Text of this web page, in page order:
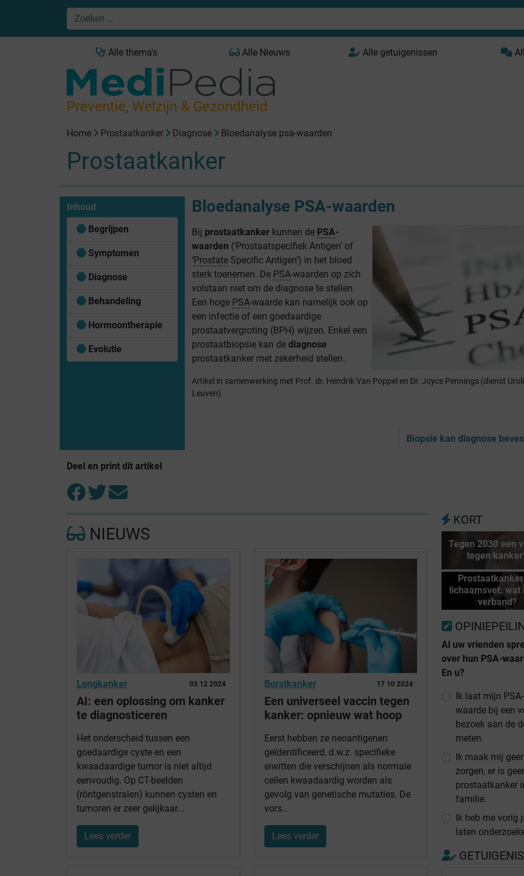
Alle thema's Alle Nieuws Alle getuigenissen
Preventie, Welzijn & Gezondheid
Home Prostaatkanker Diagnose Bloedanalyse psa-waarden
Prostaatkanker
Inhoud
Begrijpen
Symptomen
Diagnose
Behandeling
Hormoontherapie
Evolutie
Bloedanalyse PSA-waarden
Bij prostaatkankerkunnen de PSA-
waarden (‘Prostaatspecifiek Antigen’ of
‘ProstateSpecific Antigen’) in het bloed
sterk toenemen. De PSA-waarden op zich
volstaan niet om de diagnose te stellen.
Een hoge PSA-waarde kan namelijk ook op
een infectie of een goedaardige
prostaatvergroting (BPH) wijzen. Enkel een
prostaatbiopsie kan de diagnose
prostaatkanker met zekerheid stellen.
Artikel in samenwerking met Prof. dr. Hendrik Van Poppel en Dr. Joyce Pennings (dienst
Leuven)
Biopsie kan diagnose
Deel en print dit artikel
NIEUWS
03 12 2024
Longkanker
AI: een oplossing om kanker
te diagnosticeren
Het onderscheid tussen een
goedaardige cyste en een
kwaadaardige tumor is niet altijd
eenvoudig. Op CT-beelden
(röntgenstralen) kunnen cysten en
tumoren er zeer gelijkaar...
Lees verder
17 10 2024
Borstkanker
Een universeel vaccin tegen
kanker: opnieuw wat hoop
Eerst hebben ze neoantigenen
geïdentificeerd, d.w.z. specifieke
eiwitten die verschijnen als normale
cellen kwaadaardig worden als
gevolg van genetische mutaties. De
vors...
Lees verder
KORT
Tegen 2030 een
tegen
lichaamsvet: wat
verband?
Al uw vrienden
over hun PSA-
En u?
Ik laat mijn PSA-
waarde bij een
bezoek aan de
meten.
Ik maak mij
zorgen, er is
prostaatkanker
familie.
Ik heb me vorig
laten